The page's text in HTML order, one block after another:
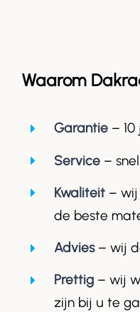
Waarom
Garantie– 10
Service –
Kwaliteit– wij
de beste
Advies– wij
Prettig– wij
zijn bij u te